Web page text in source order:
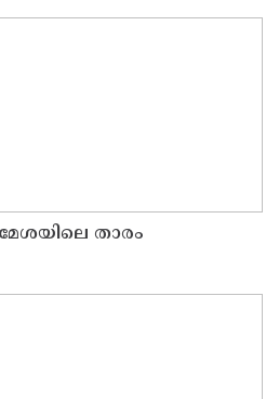
ചൊല്ലുന്നതും ആർഎസ്എസ്
താരം